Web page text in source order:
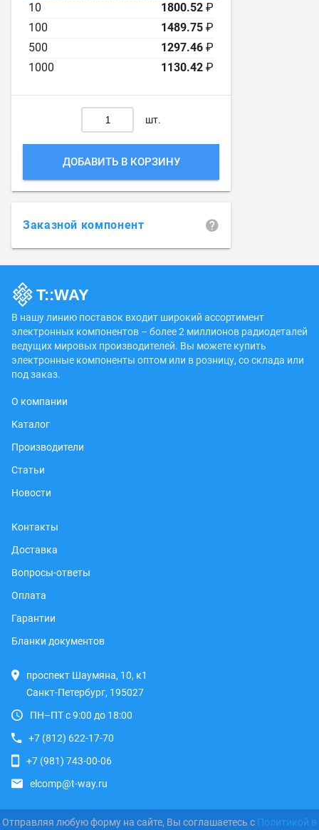
10
1800.52 ₽
100
1489.75 ₽
500
1297.46 ₽
1000
1130.42 ₽
шт.
ДОБАВИТЬ В КОРЗИНУ
Заказной компонент
В нашу линию поставок входит широкий ассортимент
электронных компонентов – более 2 миллионов радиодеталей
ведущих мировых производителей. Вы можете купить
электронные компоненты оптом или в розницу, со склада или
под заказ.
О компании
Каталог
Производители
Статьи
Новости
Контакты
Доставка
Вопросы-ответы
Оплата
Гарантии
Бланки документов
проспект Шаумяна, 10, к1
Санкт-Петербург, 195027
ПН–ПТ с 9:00 до 18:00
+7 (812) 622-17-70
+7 (981) 743-00-06
elcomp@t-way.ru
Отправляя любую форму на сайте, Вы соглашаетесь с Политикой в